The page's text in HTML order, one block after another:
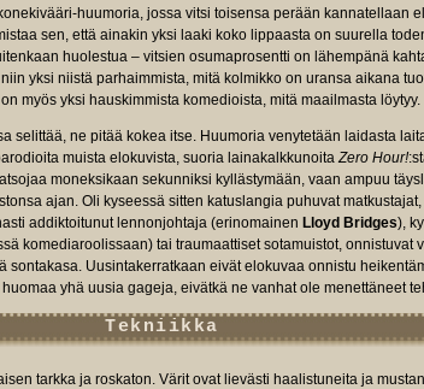
huumoria, jossa vitsi toisensa perään kannatellaan
sen, että ainakin yksi laaki koko lippaasta on suurella
huolestua – vitsien osumaprosentti on lähempänä
yksi niistä parhaimmista, mitä kolmikko on uransa aikana
myös yksi hauskimmista komedioista, mitä maailmasta löytyy.
selittää, ne pitää kokea itse. Huumoria venytetään laidasta
muista elokuvista, suoria lainakalkkunoitaZero Hour!
moneksikaan sekunniksi kyllästymään, vaan ampuu
ajan. Oli kyseessä sitten katuslangia puhuvat matkustajat,
addiktoitunut lennonjohtaja (erinomainen Lloyd Bridges),
komediaroolissaan) tai traumaattiset sotamuistot, onnistuvat
sontakasa. Uusintakerratkaan eivät elokuvaa onnistu
yhä uusia gageja, eivätkä ne vanhat ole menettäneet
Tekniikka
tarkka ja roskaton. Värit ovat lievästi haalistuneita ja